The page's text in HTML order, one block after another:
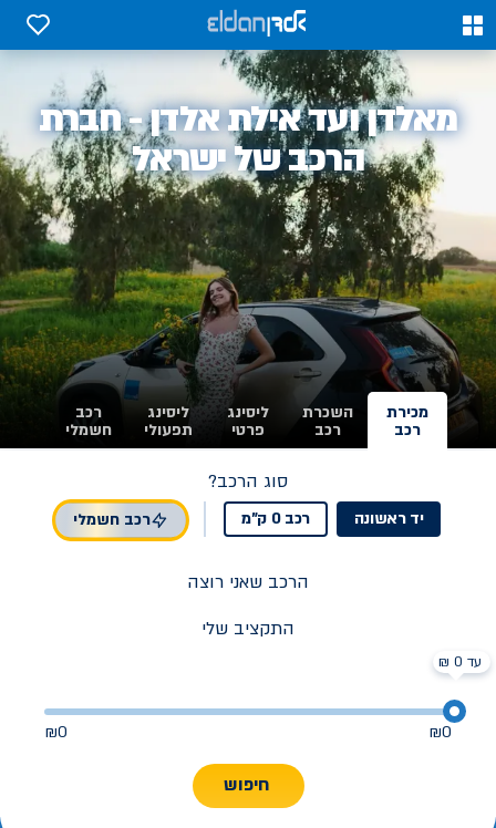
0
0
אלדן
מאלדן ועד אילת אלדן - חברת
הרכב של ישראל
מכירת
רכב
השכרת
רכב
ליסינג
פרטי
ליסינג
תפעולי
רכב
חשמלי
סוג הרכב?
יד ראשונה רכב 0 ק"מ רכב חשמלי
הרכב שאני רוצה
התקציב שלי
₪0
₪0
חיפוש
עד 0 ₪